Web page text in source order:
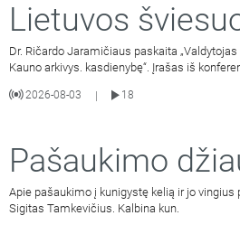
Lietuvos
Dr. Ričardo Jaramičiaus paskaita
Kauno arkivys. kasdienybę“. Įrašas iš
2026-08-03 |
18
Pašaukimo
Apie pašaukimo į kunigystę kelią ir jo vingius
Sigitas Tamkevičius. Kalbina kun.